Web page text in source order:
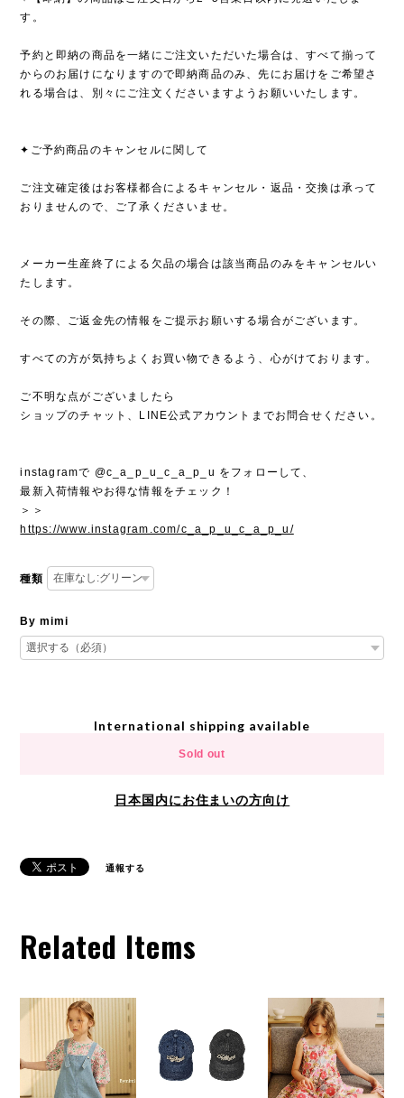
す。
予約と即納の商品を一緒にご注文いただいた場合は、すべて揃って
からのお届けになりますので即納商品のみ、先にお届けをご希望さ
れる場合は、別々にご注文くださいますようお願いいたします。
✦ご予約商品のキャンセルに関して
ご注文確定後はお客様都合によるキャンセル・返品・交換は承って
おりませんので、ご了承くださいませ。
メーカー生産終了による欠品の場合は該当商品のみをキャンセルい
たします。
その際、ご返金先の情報をご提示お願いする場合がございます。
すべての方が気持ちよくお買い物できるよう、心がけております。
ご不明な点がございましたら
ショップのチャット、LINE公式アカウントまでお問合せください。
instagramで @c_a_p_u_c_a_p_u をフォローして、
最新入荷情報やお得な情報をチェック！
＞＞
https://www.instagram.com/c_a_p_u_c_a_p_u/
種類
By mimi
International shipping available
Sold out
日本国内にお住まいの方向け
通報する
Related Items